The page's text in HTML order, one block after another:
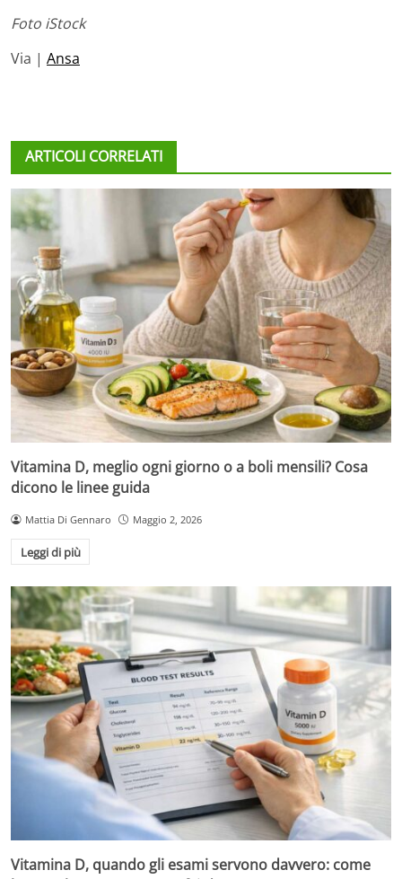
Foto iStock
Via | Ansa
ARTICOLI CORRELATI
Vitamina D, meglio ogni giorno o a boli mensili? Cosa
dicono le linee guida
Mattia Di Gennaro Maggio 2, 2026
Leggi di più
Vitamina D, quando gli esami servono davvero: come